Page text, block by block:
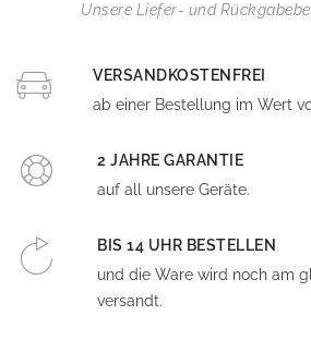
Unsere Liefer- und
VERSANDKOSTENFREI
ab einer Bestellung im Wert
2 JAHRE GARANTIE
auf all unsere Geräte.
BIS 14 UHR BESTELLEN
und die Ware wird noch am
versandt.